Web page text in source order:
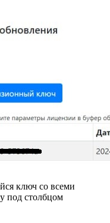
ключ со всеми
под столбцом